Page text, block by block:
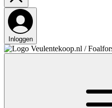
Inloggen